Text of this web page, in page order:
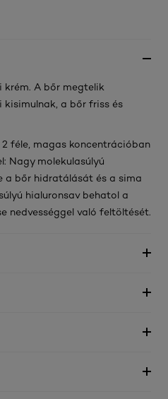
krém. A bőr megtelik
kisimulnak, a bőr friss és
2 féle, magas koncentrációban
Nagy molekulasúlyú
a bőr hidratálását és a sima
hialuronsav behatol a
nedvességgel való feltöltését.